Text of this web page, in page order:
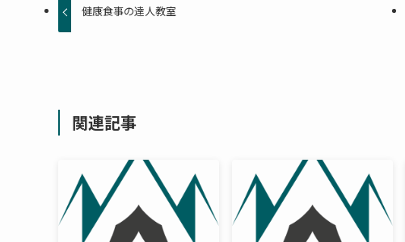
健康食事の達人教室
関連記事